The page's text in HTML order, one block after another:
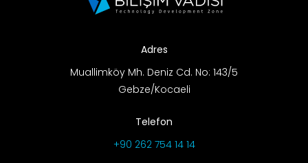
Adres
Muallimköy Mh. Deniz Cd. No: 143/5
Gebze/Kocaeli
Telefon
+90 262 754 14 14